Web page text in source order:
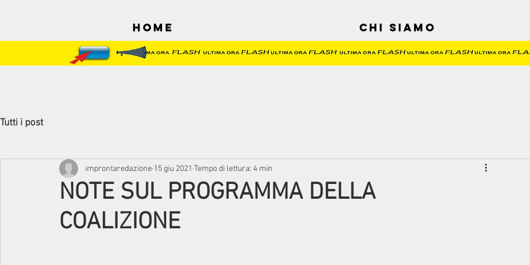
Home Chi siamo
Tutti i post
NOTE SUL PROGRAMMA DELLA
COALIZIONE
improntaredazione 15 giu 2021 Tempo di lettura: 4 min